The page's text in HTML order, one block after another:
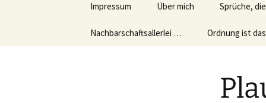
Impressum Über mich Sprüche,
Nachbarschaftsallerlei … Ordnung ist
Nun die